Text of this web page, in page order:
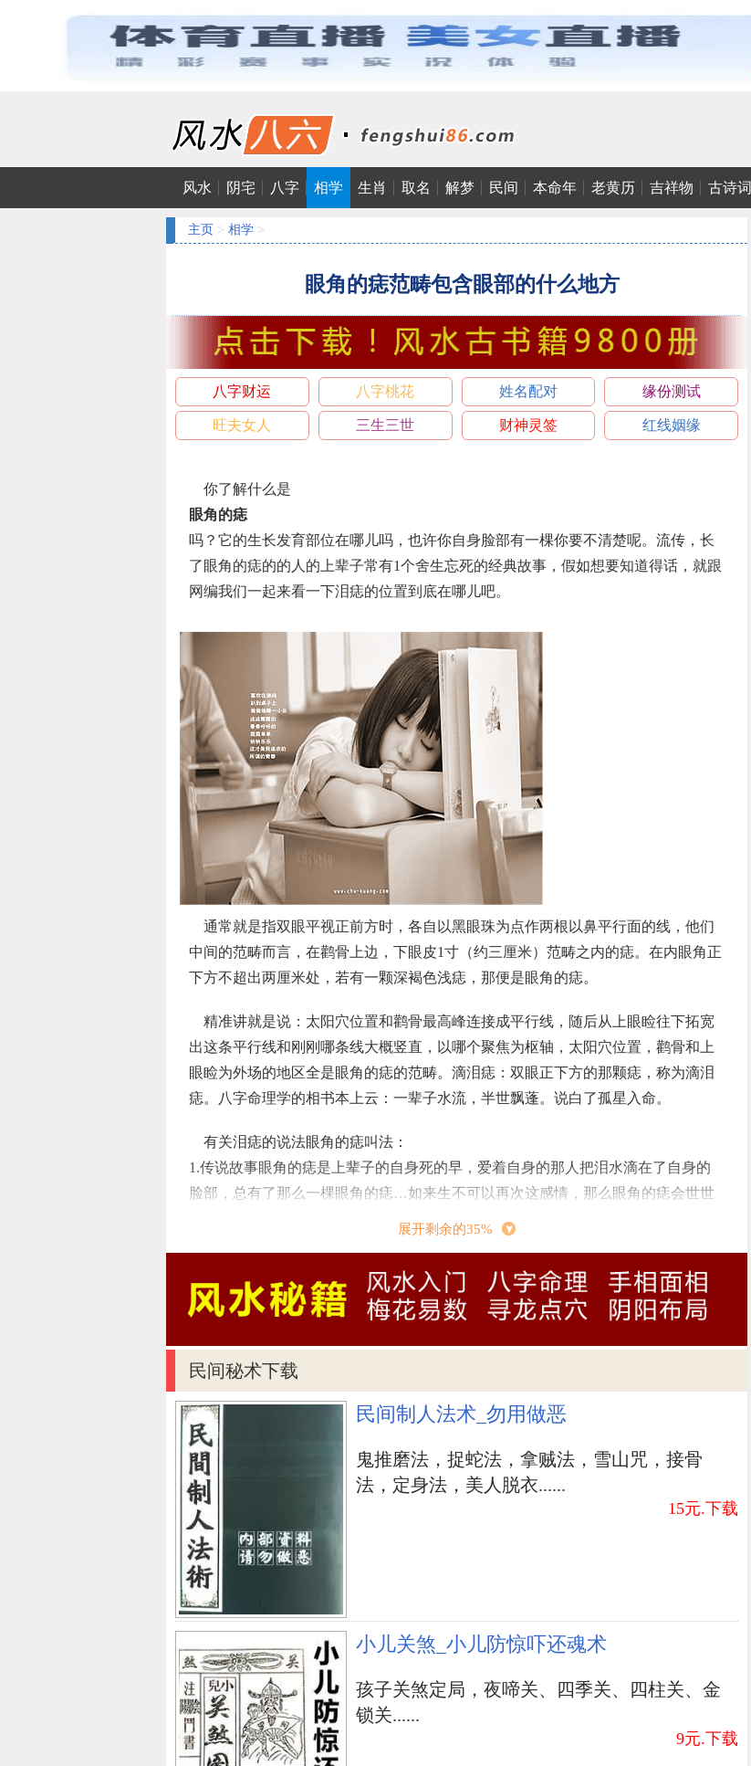
风水 阴宅 八字 相学 生肖 取名 解梦 民间 本命年 老黄历 吉祥物 古诗词
主页 > 相学 >
眼角的痣范畴包含眼部的什么地方
八字财运 八字桃花 姓名配对 缘份测试
旺夫女人 三生三世 财神灵签 红线姻缘
你了解什么是
眼角的痣
吗？它的生长发育部位在哪儿吗，也许你自身脸部有一棵你要不清楚呢。流传，长
了眼角的痣的的人的上辈子常有1个舍生忘死的经典故事，假如想要知道得话，就跟
网编我们一起来看一下泪痣的位置到底在哪儿吧。
通常就是指双眼平视正前方时，各自以黑眼珠为点作两根以鼻平行面的线，他们
中间的范畴而言，在鹳骨上边，下眼皮1寸（约三厘米）范畴之内的痣。在内眼角正
下方不超出两厘米处，若有一颗深褐色浅痣，那便是眼角的痣。
精准讲就是说：太阳穴位置和鹳骨最高峰连接成平行线，随后从上眼睑往下拓宽
出这条平行线和刚刚哪条线大概竖直，以哪个聚焦为枢轴，太阳穴位置，鹳骨和上
眼睑为外场的地区全是眼角的痣的范畴。滴泪痣：双眼正下方的那颗痣，称为滴泪
痣。八字命理学的相书本上云：一辈子水流，半世飘蓬。说白了孤星入命。
有关泪痣的说法眼角的痣叫法：
1.传说故事眼角的痣是上辈子的自身死的早，爱着自身的那人把泪水滴在了自身的
脸部，总有了那么一棵眼角的痣…如来生不可以再次这感情，那么眼角的痣会世世
守候，陪你等候，直至遇到了命里注定的那人，她们眼角的痣，就会一生不分离，
2.眼角的痣是眼泪凝固后的模样。褐色的颜色发麻包囊着浓浓困意。眼角的痣，
是点燃的空隙。由于前存亡的那时候，恋人怀着他抽泣时，眼泪滴下在脸部进而产
人，她们就会一生离不开，直至相互心身远去。而他也会为另一方还款前生的泪
水！
【结语】：原先眼角的痣有每段那么迷人的经典故事，用泪水化为脸部的标记，
以便三生三世的的久别重逢。
面相测试免费
上一篇： 难以置信，这好多个时间出世的俊男靓女多
展开剩余的35%
民间秘术下载
民间制人法术_勿用做恶
鬼推磨法，捉蛇法，拿贼法，雪山咒，接骨
法，定身法，美人脱衣......
15元.下载
小儿关煞_小儿防惊吓还魂术
孩子关煞定局，夜啼关、四季关、四柱关、金
锁关......
9元.下载